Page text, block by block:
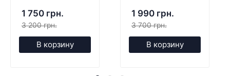
1 750 грн.
3 200 грн.
В корзину
1 990 грн.
3 700 грн.
В корзину